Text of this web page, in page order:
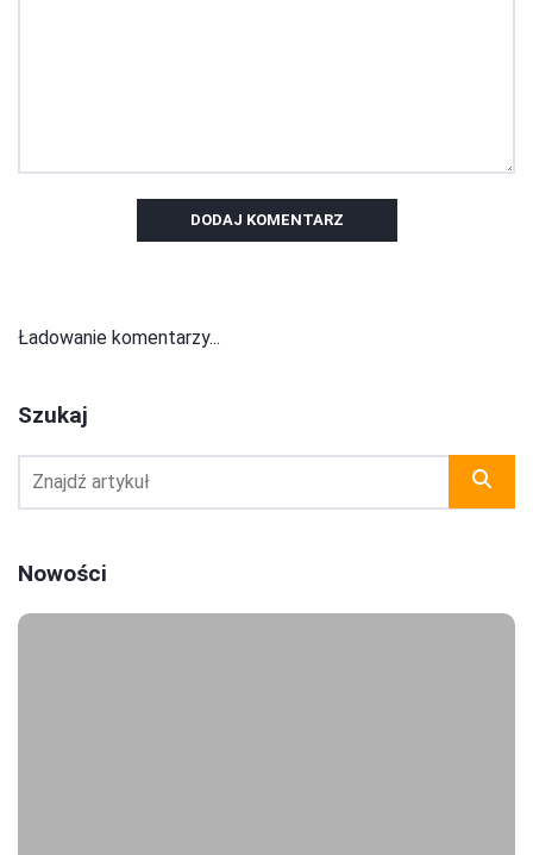
DODAJ KOMENTARZ
Ładowanie komentarzy...
Szukaj
Nowości